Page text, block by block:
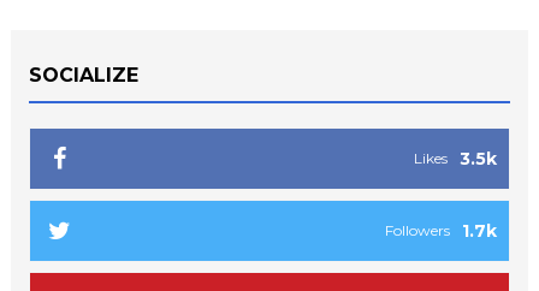
SOCIALIZE
3.5k
Likes
1.7k
Followers